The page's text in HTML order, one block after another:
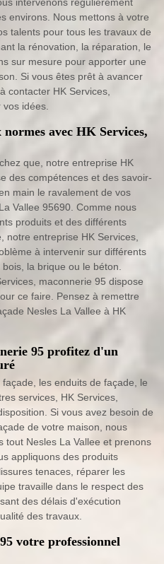
intervenons régulièrement
environs. Nous mettons à votre
talents pour tous les travaux de
la rénovation, la réparation, le
sur mesure pour apporter une
Si vous êtes prêt à avancer
contacter HK Services,
vos idées.
avec HK Services,
que, notre entreprise HK
des compétences et des savoir-
main le ravalement de vos
Vallee 95690. Comme nous
produits et des différents
notre entreprise HK Services,
à intervenir sur différents
la brique ou le béton.
maconnerie 95 dispose
ce faire. Pensez à remettre
Nesles La Vallee à HK
95 profitez d'un
les enduits de façade, le
services, HK Services,
Si vous avez besoin de
de votre maison, nous
tout Nesles La Vallee et prenons
appliquons des produits
tenaces, réparer les
travaille dans le respect des
des délais d'exécution
des travaux.
votre professionnel